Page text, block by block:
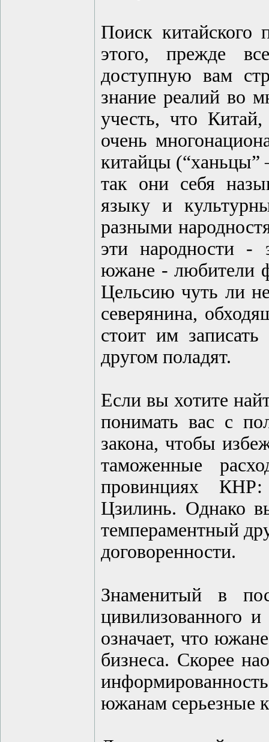
Поиск
этого, прежде
доступную вам
знание реалий во
учесть, что
очень
китайцы (“ханьцы”
так они себя
языку и
разными
эти народности -
южане - любители
Цельсию чуть ли
северянина,
стоит им
другом поладят.
Если вы хотите
понимать вас с
закона, чтобы
таможенные
провинциях
Цзилинь. Однако
темпераментный
договоренности.
Знаменитый в
цивилизованного
означает, что
бизнеса. Скорее
южанам серьезные